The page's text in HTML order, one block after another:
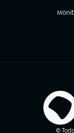
(abre
©